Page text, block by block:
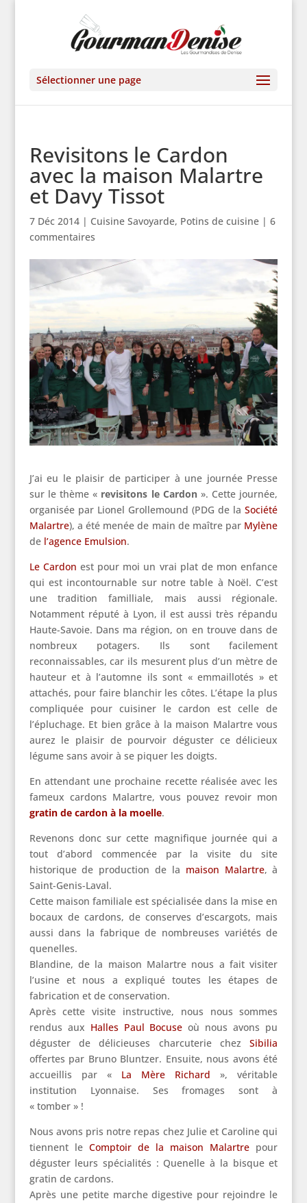
Sélectionner une page
Revisitons le Cardon
avec la maison Malartre
et Davy Tissot
7 Déc 2014| Cuisine Savoyarde, Potins de cuisine| 6
commentaires
J’ai eu le plaisir de participer à une journée Presse
sur le thème « revisitons le Cardon». Cette journée,
organisée par Lionel Grollemound (PDG de laSociété
Malartre), a été menée de main de maître par Mylène
de l’agence Emulsion.
Le Cardon est pour moi un vrai plat de mon enfance
qui est incontournable sur notre table à Noël. C’est
une tradition familliale, mais aussi régionale.
Notamment réputé à Lyon, il est aussi très répandu
Haute-Savoie. Dans ma région, on en trouve dans de
nombreux potagers. Ils sont facilement
reconnaissables, car ils mesurent plus d’un mètre de
hauteur et à l’automne ils sont « emmaillotés » et
attachés, pour faire blanchir les côtes. L’étape la plus
compliquée pour cuisiner le cardon est celle de
l’épluchage. Et bien grâce à la maison Malartre vous
aurez le plaisir de pourvoir déguster ce délicieux
légume sans avoir à se piquer les doigts.
En attendant une prochaine recette réalisée avec les
fameux cardons Malartre, vous pouvez revoir mon
gratin de cardon à la moelle.
Revenons donc sur cette magnifique journée qui a
tout d’abord commencée par la visite du site
historique de production de la maison Malartre, à
Saint-Genis-Laval.
Cette maison familiale est spécialisée dans la mise en
bocaux de cardons, de conserves d’escargots, mais
aussi dans la fabrique de nombreuses variétés de
quenelles.
Blandine, de la maison Malartre nous a fait visiter
l’usine et nous a expliqué toutes les étapes de
fabrication et de conservation.
Après cette visite instructive, nous nous sommes
rendus aux Halles Paul Bocuse où nous avons pu
déguster de délicieuses charcuterie chezSibilia
offertes par Bruno Bluntzer. Ensuite, nous avons été
accueillis par « La Mère Richard », véritable
institution Lyonnaise. Ses fromages sont à
« tomber » !
Nous avons pris notre repas chez Julie et Caroline qui
tiennent le Comptoir de la maison Malartre pour
déguster leurs spécialités : Quenelle à la bisque et
gratin de cardons.
Après une petite marche digestive pour rejoindre le